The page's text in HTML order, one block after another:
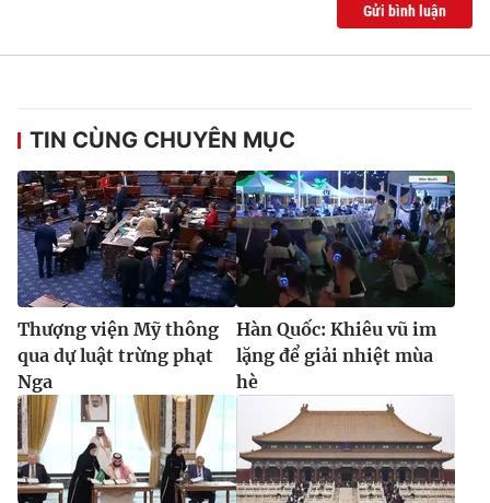
Gửi bình luận
TIN CÙNG CHUYÊN MỤC
Thượng viện Mỹ thông
qua dự luật trừng phạt
Nga
Hàn Quốc: Khiêu vũ im
lặng để giải nhiệt mùa
hè